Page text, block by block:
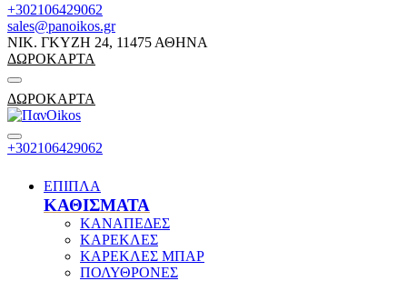
+302106429062
sales@panoikos.gr
ΝΙΚ. ΓΚΥΖΗ 24, 11475 ΑΘΗΝΑ
ΔΩΡΟΚΑΡΤΑ
ΔΩΡΟΚΑΡΤΑ
+302106429062
ΕΠΙΠΛΑ
ΚΑΘΙΣΜΑΤΑ
ΚΑΝΑΠΕΔΕΣ
ΚΑΡΕΚΛΕΣ
ΚΑΡΕΚΛΕΣ ΜΠΑΡ
ΠΟΛΥΘΡΟΝΕΣ